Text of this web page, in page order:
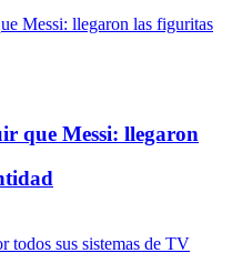
que Messi: llegaron